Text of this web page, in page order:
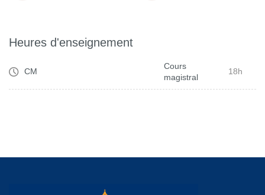
Heures d'enseignement
CM
Cours
magistral
18h